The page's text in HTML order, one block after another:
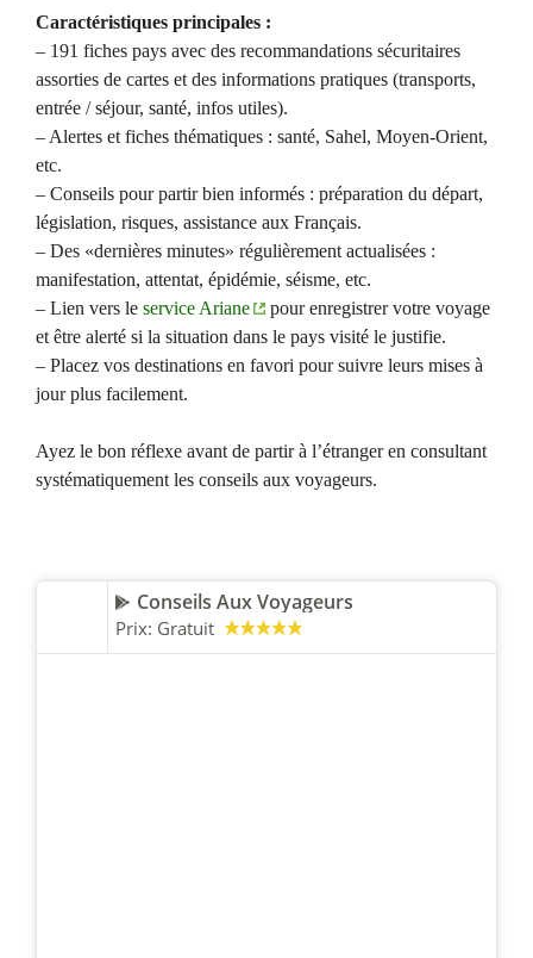
Caractéristiques principales :
– 191 fiches pays avec des recommandations sécuritaires
assorties de cartes et des informations pratiques (transports,
entrée / séjour, santé, infos utiles).
– Alertes et fiches thématiques : santé, Sahel, Moyen-Orient,
etc.
– Conseils pour partir bien informés : préparation du départ,
législation, risques, assistance aux Français.
– Des «dernières minutes» régulièrement actualisées :
manifestation, attentat, épidémie, séisme, etc.
– Lien vers le service Ariane
pour enregistrer votre voyage
et être alerté si la situation dans le pays visité le justifie.
– Placez vos destinations en favori pour suivre leurs mises à
jour plus facilement.
Ayez le bon réflexe avant de partir à l’étranger en consultant
systématiquement les conseils aux voyageurs.
Conseils Aux Voyageurs
Prix: Gratuit